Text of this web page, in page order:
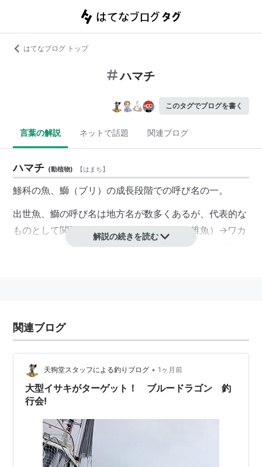
はてなブログ トップ
ハマチ
このタグでブログを書く
言葉の解説 ネットで話題 関連ブログ
ハマチ (動植物) 【はまち】
鯵科の魚、鰤（ブリ）の成長段階での呼び名の一。
出世魚、鰤の呼び名は地方名が数多くあるが、代表的な
ものとして関西では成長に伴いモジャコ（稚魚）→ワカ
ナ→ツバス→ハマチ（体長50cm程度）→メジナ→ブリ
成瀬宇平「魚料理のサイエンス」（新潮社）より
引用
ハマチも鰤も養殖ものの脂質含量は天然ものに比
べて多いのは、人口飼料に鰯のミールやフィード
オイルを使ったり、脂肪の多い鰯をそのまま投与
しているからだ。最近はあぶらっこくなく、肉質
のしっかりしたハマチや鰤にするための人工飼料
解説の続きを読む
関連ブログ
天狗堂スタッフによる釣りブログ • 1ヶ月前
大型イサキがターゲット！ ブルードラゴン 釣
行会!